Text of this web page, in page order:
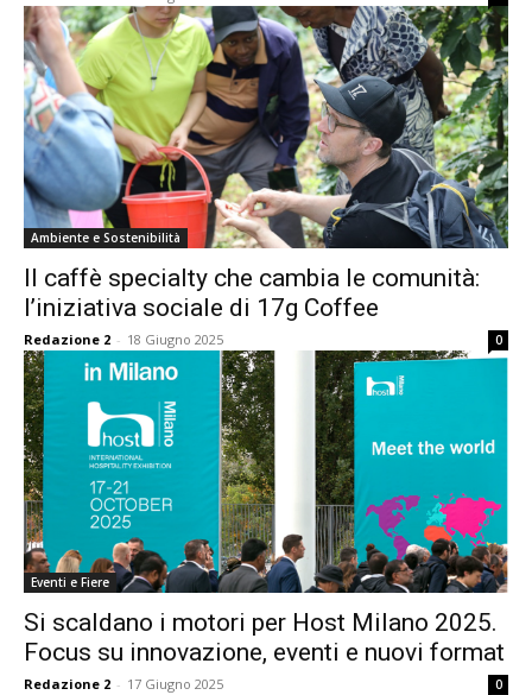
Ambiente e Sostenibilità
Il caffè specialty che cambia le comunità:
l’iniziativa sociale di 17g Coffee
Redazione 2 - 18 Giugno 2025 0
Eventi e Fiere
Si scaldano i motori per Host Milano 2025.
Focus su innovazione, eventi e nuovi format
Redazione 2 - 17 Giugno 2025 0